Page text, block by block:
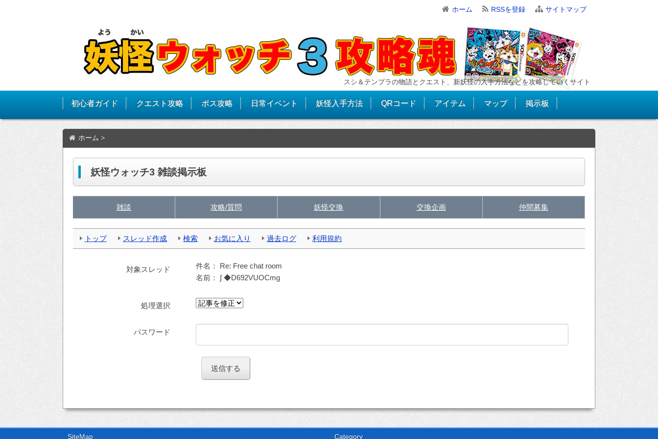
ホーム RSSを登録 サイトマップ
スシ＆テンプラの物語とクエスト、新妖怪の入手方法などを攻略していくサイト
初心者ガイド クエスト攻略 ボス攻略 日常イベント 妖怪入手方法 QRコード アイテム マップ 掲示板
ホーム >
妖怪ウォッチ3 雑談掲示板
雑談 攻略/質問 妖怪交換 交換企画 仲間募集
トップ スレッド作成 検索 お気に入り 過去ログ 利用規約
対象スレッド 件名： Re: Free chat room
名前： ∫ ◆D692VUOCmg
処理選択
パスワード
SiteMap Category